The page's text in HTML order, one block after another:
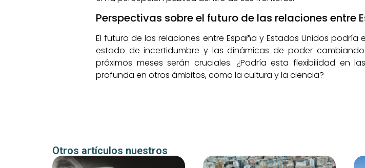
Perspectivas sobre el futuro de las relaciones entre
El futuro de las relaciones entre España y Estados Unidos
estado de incertidumbre y las dinámicas de poder
próximos meses serán cruciales. ¿Podría esta flexibilidad en
profunda en otros ámbitos, como la cultura y la ciencia?
Otros artículos nuestros